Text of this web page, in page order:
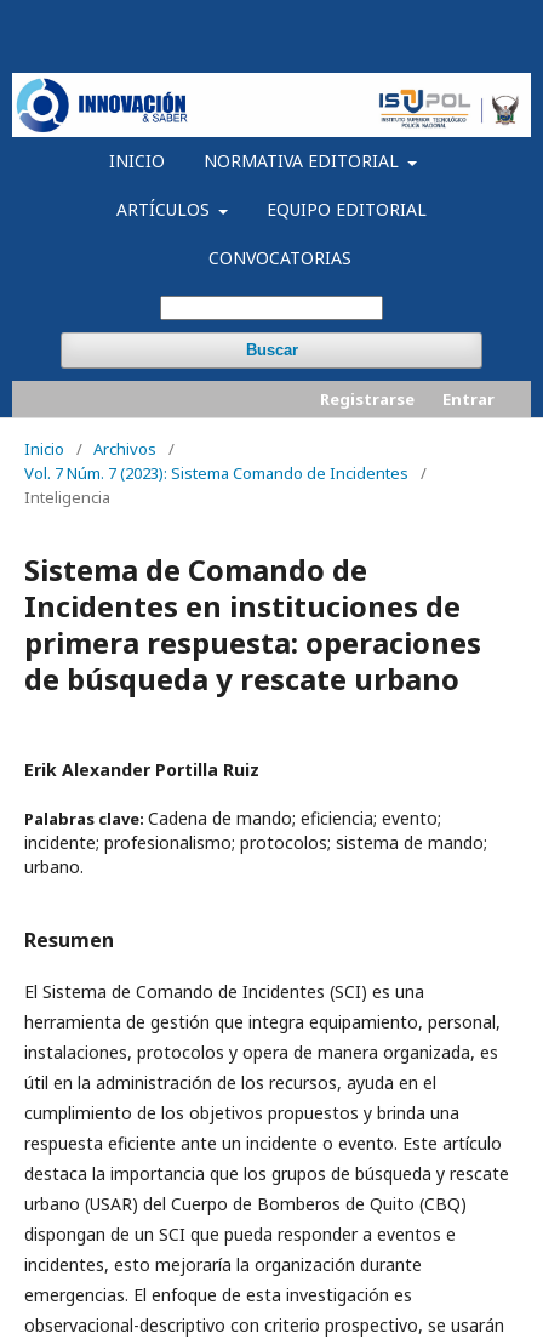
INICIO NORMATIVA EDITORIAL
ARTÍCULOS EQUIPO EDITORIAL
CONVOCATORIAS
Buscar
Registrarse Entrar
Inicio / Archivos
/
Vol. 7 Núm. 7 (2023): Sistema Comando de Incidentes
/
Inteligencia
Sistema de Comando de
Incidentes en instituciones de
primera respuesta: operaciones
de búsqueda y rescate urbano
Erik Alexander Portilla Ruiz
Palabras clave: Cadena de mando; eficiencia; evento;
incidente; profesionalismo; protocolos; sistema de mando;
urbano.
Resumen
El Sistema de Comando de Incidentes (SCI) es una
herramienta de gestión que integra equipamiento, personal,
instalaciones, protocolos y opera de manera organizada, es
útil en la administración de los recursos, ayuda en el
cumplimiento de los objetivos propuestos y brinda una
respuesta eficiente ante un incidente o evento. Este artículo
destaca la importancia que los grupos de búsqueda y rescate
urbano (USAR) del Cuerpo de Bomberos de Quito (CBQ)
dispongan de un SCI que pueda responder a eventos e
incidentes, esto mejoraría la organización durante
emergencias. El enfoque de esta investigación es
observacional-descriptivo con criterio prospectivo, se usarán